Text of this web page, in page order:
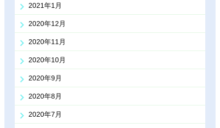
2021年1月
2020年12月
2020年11月
2020年10月
2020年9月
2020年8月
2020年7月